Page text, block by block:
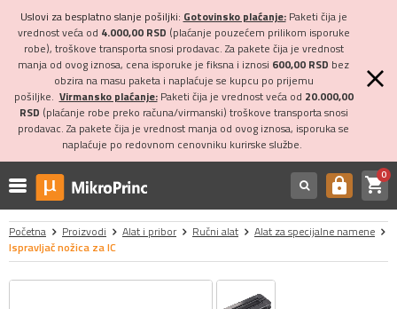
Uslovi za besplatno slanje pošiljki: Gotovinsko plaćanje:Paketi čija je
vrednost veća od 4.000,00 RSD (plaćanje pouzećem prilikom isporuke
robe), troškove transporta snosi prodavac. Za pakete čija je vrednost
manja od ovog iznosa, cena isporuke je fiksna i iznosi 600,00 RSD bez
obzira na masu paketa i naplaćuje se kupcu po prijemu
pošiljke. Virmansko plaćanje:Paketi čija je vrednost veća od 20.000,00
RSD (plaćanje robe preko računa/virmanski) troškove transporta snosi
prodavac. Za pakete čija je vrednost manja od ovog iznosa, isporuka se
naplaćuje po redovnom cenovniku kurirske službe.
https shopping_cart0
Početna Proizvodi Alat i pribor Ručni alat
Alat za specijalne namene
Ispravljač nožica za IC